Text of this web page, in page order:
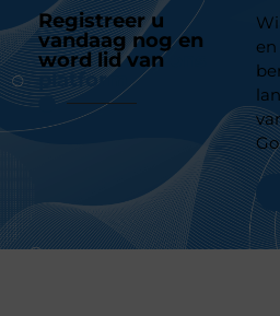
Registreer u
vandaag nog en
word lid van
platform